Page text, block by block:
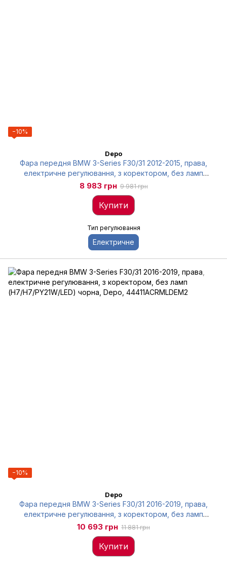
−10%
Depo
Фара передня BMW 3-Series F30/31 2012-2015, права,
електричне регулювання, з коректором, без ламп
(H7/H7/PY21W/PW24W/H6W), Depo, 4441186RMLDEM2
8 983 грн 9 981 грн
Купити
Тип регулювання
Електричне
−10%
Depo
Фара передня BMW 3-Series F30/31 2016-2019, права,
електричне регулювання, з коректором, без ламп
(H7/H7/PY21W/LED) чорна, Depo, 44411ACRMLDEM2
10 693 грн 11 881 грн
Купити